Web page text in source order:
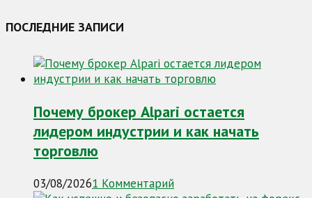
ПОСЛЕДНИЕ ЗАПИСИ
Почему брокер Alpari остается
лидером индустрии и как начать
торговлю
03/08/20261 Комментарий